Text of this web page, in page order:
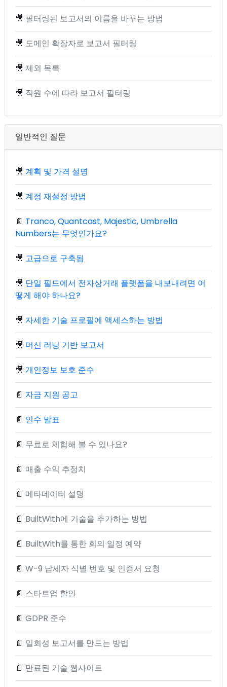
🎥 필터링된 보고서의 이름을 바꾸는 방법
🎥 도메인 확장자로 보고서 필터링
🎥 제외 목록
🎥 직원 수에 따라 보고서 필터링
일반적인 질문
🎥 계획 및 가격 설명
🎥 계정 재설정 방법
📄 Tranco, Quantcast, Majestic, Umbrella
Numbers는 무엇인가요?
🎥 고급으로 구축됨
🎥 단일 필드에서 전자상거래 플랫폼을 내보내려면 어
떻게 해야 하나요?
🎥 자세한 기술 프로필에 액세스하는 방법
🎥 머신 러닝 기반 보고서
🎥 개인정보 보호 준수
📄 자금 지원 공고
📄 인수 발표
📄 무료로 체험해 볼 수 있나요?
📄 매출 수익 추정치
📄 메타데이터 설명
📄 BuiltWith에 기술을 추가하는 방법
📄 BuiltWith를 통한 회의 일정 예약
📄 W-9 납세자 식별 번호 및 인증서 요청
📄 스타트업 할인
📄 GDPR 준수
📄 일회성 보고서를 만드는 방법
📄 만료된 기술 웹사이트